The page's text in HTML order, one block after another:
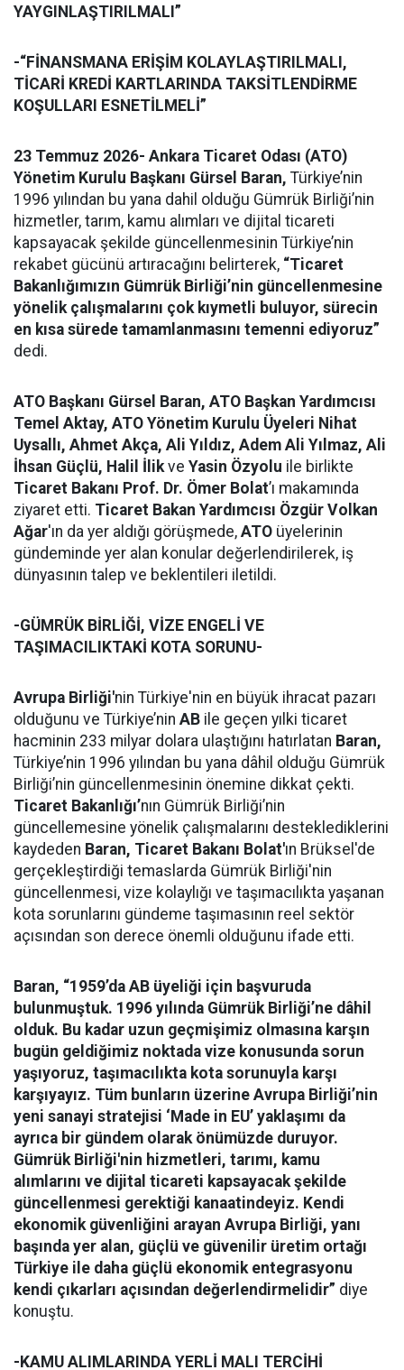
YAYGINLAŞTIRILMALI”
-“FİNANSMANA ERİŞİM KOLAYLAŞTIRILMALI,
TİCARİ KREDİ KARTLARINDA TAKSİTLENDİRME
KOŞULLARI ESNETİLMELİ”
23 Temmuz 2026- Ankara Ticaret Odası (ATO)
Yönetim Kurulu Başkanı Gürsel Baran, Türkiye’nin
1996 yılından bu yana dahil olduğu Gümrük Birliği’nin
hizmetler, tarım, kamu alımları ve dijital ticareti
kapsayacak şekilde güncellenmesinin Türkiye’nin
rekabet gücünü artıracağını belirterek, “Ticaret
Bakanlığımızın Gümrük Birliği’nin güncellenmesine
yönelik çalışmalarını çok kıymetli buluyor, sürecin
en kısa sürede tamamlanmasını temenni ediyoruz”
dedi.
ATO Başkanı Gürsel Baran, ATO Başkan Yardımcısı
Temel Aktay, ATO Yönetim Kurulu Üyeleri Nihat
Uysallı, Ahmet Akça, Ali Yıldız, Adem Ali Yılmaz, Ali
İhsan Güçlü, Halil İlikve Yasin Özyolu ile birlikte
Ticaret Bakanı Prof. Dr. Ömer Bolat’ı makamında
ziyaret etti. Ticaret Bakan Yardımcısı Özgür Volkan
Ağar'ın da yer aldığı görüşmede, ATO üyelerinin
gündeminde yer alan konular değerlendirilerek, iş
dünyasının talep ve beklentileri iletildi.
-GÜMRÜK BİRLİĞİ, VİZE ENGELİ VE
TAŞIMACILIKTAKİ KOTA SORUNU-
Avrupa Birliği'nin Türkiye'nin en büyük ihracat pazarı
olduğunu ve Türkiye’nin AB ile geçen yılki ticaret
hacminin 233 milyar dolara ulaştığını hatırlatan Baran,
Türkiye’nin 1996 yılından bu yana dâhil olduğu Gümrük
Birliği’nin güncellenmesinin önemine dikkat çekti.
Ticaret Bakanlığı’nın Gümrük Birliği’nin
güncellemesine yönelik çalışmalarını desteklediklerini
kaydeden Baran, Ticaret Bakanı Bolat'ın Brüksel'de
gerçekleştirdiği temaslarda Gümrük Birliği'nin
güncellenmesi, vize kolaylığı ve taşımacılıkta yaşanan
kota sorunlarını gündeme taşımasının reel sektör
açısından son derece önemli olduğunu ifade etti.
Baran, “1959’da AB üyeliği için başvuruda
bulunmuştuk. 1996 yılında Gümrük Birliği’ne dâhil
olduk. Bu kadar uzun geçmişimiz olmasına karşın
bugün geldiğimiz noktada vize konusunda sorun
yaşıyoruz, taşımacılıkta kota sorunuyla karşı
karşıyayız. Tüm bunların üzerine Avrupa Birliği’nin
yeni sanayi stratejisi ‘Made in EU’ yaklaşımı da
ayrıca bir gündem olarak önümüzde duruyor.
Gümrük Birliği'nin hizmetleri, tarımı, kamu
alımlarını ve dijital ticareti kapsayacak şekilde
güncellenmesi gerektiği kanaatindeyiz. Kendi
ekonomik güvenliğini arayan Avrupa Birliği, yanı
başında yer alan, güçlü ve güvenilir üretim ortağı
Türkiye ile daha güçlü ekonomik entegrasyonu
kendi çıkarları açısından değerlendirmelidir” diye
konuştu.
-KAMU ALIMLARINDA YERLİ MALI TERCİHİ